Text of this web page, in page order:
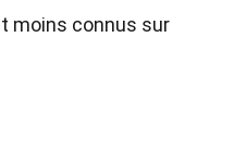
moins connus sur